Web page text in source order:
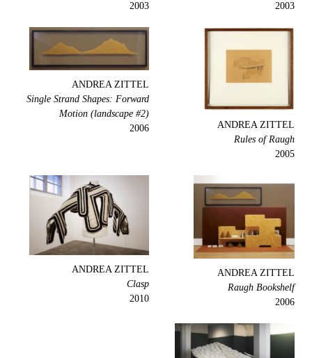
2003
2003
ANDREA ZITTEL
Rules of Raugh
2005
ANDREA ZITTEL
Single Strand Shapes: Forward
Motion (landscape #2)
2006
ANDREA ZITTEL
Raugh Bookshelf
2006
ANDREA ZITTEL
Clasp
2010